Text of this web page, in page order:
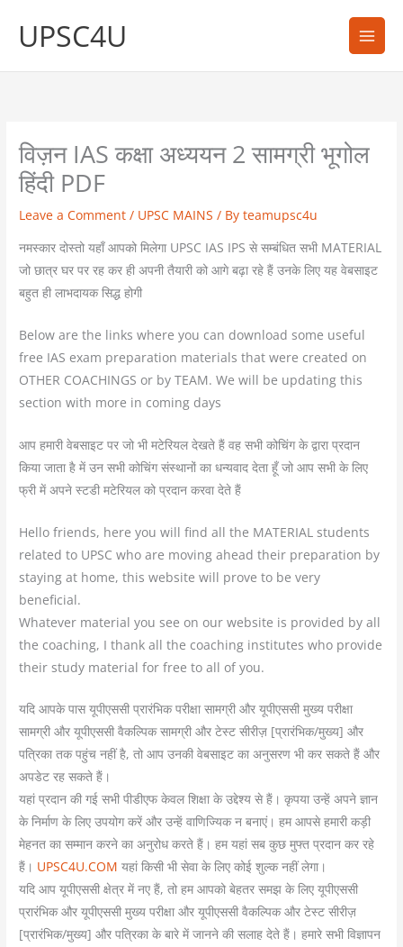
UPSC4U
विज़न IAS कक्षा अध्ययन 2 सामग्री भूगोल
हिंदी PDF
Leave a Comment / UPSC MAINS / Byteamupsc4u
नमस्कार दोस्तो यहाँ आपको मिलेगा UPSC IAS IPS से सम्बंधित सभी MATERIAL
जो छात्र घर पर रह कर ही अपनी तैयारी को आगे बढ़ा रहे हैं उनके लिए यह वेबसाइट
बहुत ही लाभदायक सिद्ध होगी
Below are the links where you can download some useful
free IAS exam preparation materials that were created on
OTHER COACHINGS or by TEAM. We will be updating this
section with more in coming days
आप हमारी वेबसाइट पर जो भी मटेरियल देखते हैं वह सभी कोचिंग के द्वारा प्रदान
किया जाता है में उन सभी कोचिंग संस्थानों का धन्यवाद देता हूँ जो आप सभी के लिए
फ्री में अपने स्टडी मटेरियल को प्रदान करवा देते हैं
Hello friends, here you will find all the MATERIAL students
related to UPSC who are moving ahead their preparation by
staying at home, this website will prove to be very
beneficial.
Whatever material you see on our website is provided by all
the coaching, I thank all the coaching institutes who provide
their study material for free to all of you.
यदि आपके पास यूपीएससी प्रारंभिक परीक्षा सामग्री और यूपीएससी मुख्य परीक्षा
सामग्री और यूपीएससी वैकल्पिक सामग्री और टेस्ट सीरीज़ [प्रारंभिक/मुख्य] ​​और
पत्रिका तक पहुंच नहीं है, तो आप उनकी वेबसाइट का अनुसरण भी कर सकते हैं और
अपडेट रह सकते हैं।
यहां प्रदान की गई सभी पीडीएफ केवल शिक्षा के उद्देश्य से हैं। कृपया उन्हें अपने ज्ञान
के निर्माण के लिए उपयोग करें और उन्हें वाणिज्यिक न बनाएं। हम आपसे हमारी कड़ी
मेहनत का सम्मान करने का अनुरोध करते हैं। हम यहां सब कुछ मुफ्त प्रदान कर रहे
हैं। UPSC4U.COMयहां किसी भी सेवा के लिए कोई शुल्क नहीं लेगा।
यदि आप यूपीएससी क्षेत्र में नए हैं, तो हम आपको बेहतर समझ के लिए यूपीएससी
प्रारंभिक और यूपीएससी मुख्य परीक्षा और यूपीएससी वैकल्पिक और टेस्ट सीरीज़
[प्रारंभिक/मुख्य] ​​और पत्रिका के बारे में जानने की सलाह देते हैं। हमारे सभी विज्ञापन